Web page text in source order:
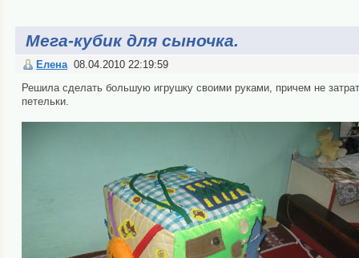
Мега-кубик для сыночка.
Елена 08.04.2010 22:19:59
Решила сделать большую игрушку своими руками, причем не
петельки.